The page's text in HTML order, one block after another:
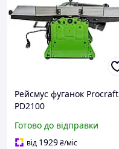
Рейсмус фуганок Procraft
PD2100
Готово до відправки
від 1929₴/міс